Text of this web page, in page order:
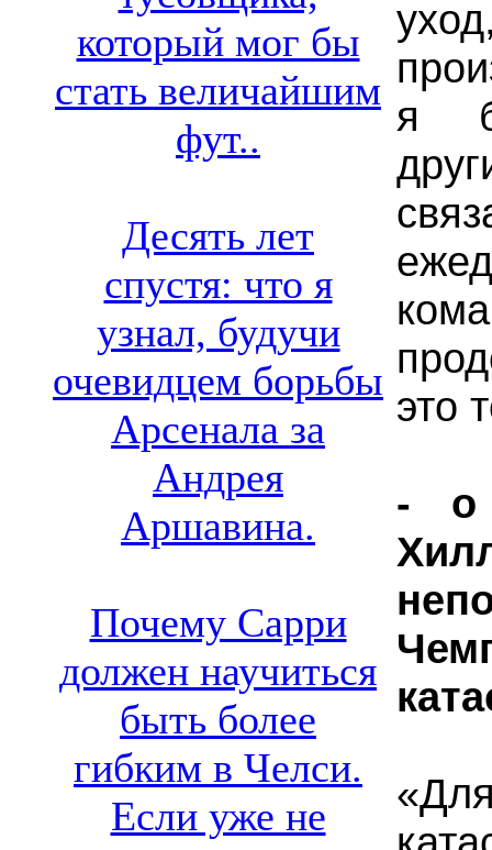
который мог бы
стать величайшим
фут..
Десять лет
спустя: что я
узнал, будучи
очевидцем борьбы
Арсенала за
Андрея
Аршавина.
Почему Сарри
должен научиться
быть более
гибким в Челси.
Если уже не
я
это
- о